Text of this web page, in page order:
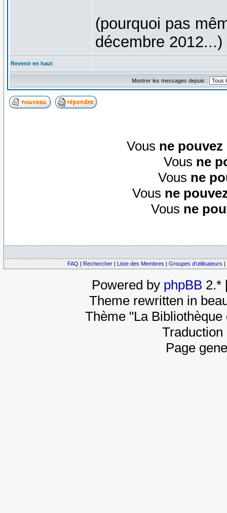
(pourquoi pas
décembre 2012...)
Revenir en haut
Montrer les messages depuis :
Vous ne pouvez
Vous ne
Vous ne
Vous ne
Vous ne
FAQ | Rechercher | Liste des Membres | Groupes d'utilisateurs |
Powered by phpBB 2.*
Theme rewritten in
Thème "La
Page